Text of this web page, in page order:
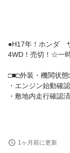
●H17年！ホンダ
4WD！売切！☆一
□■□外装・機関状
・エンジン始動確
・敷地内走行確認済
1ヶ月前に更新